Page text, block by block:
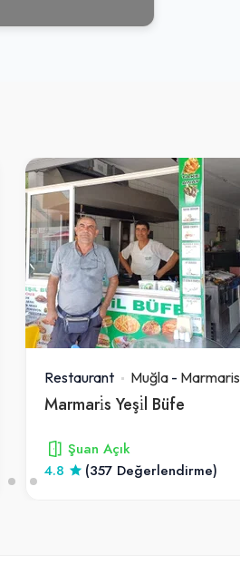
Restaurant Muğla - Marmaris
Marmari̇s Yeşi̇l Büfe
Şuan Açık
4.8
(357 Değerlendirme)